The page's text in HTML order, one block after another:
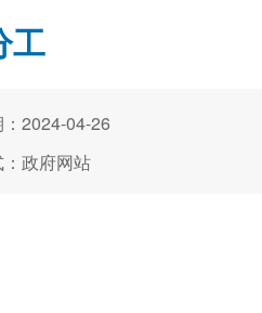
工
2024-04-26
政府网站